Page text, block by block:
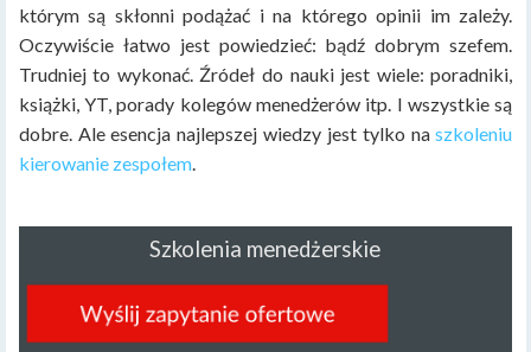
którym są skłonni podążać i na którego opinii im zależy.
Oczywiście łatwo jest powiedzieć: bądź dobrym szefem.
Trudniej to wykonać. Źródeł do nauki jest wiele: poradniki,
książki, YT, porady kolegów menedżerów itp. I wszystkie są
dobre. Ale esencja najlepszej wiedzy jest tylko naszkoleniu
kierowanie zespołem.
Szkolenia menedżerskie